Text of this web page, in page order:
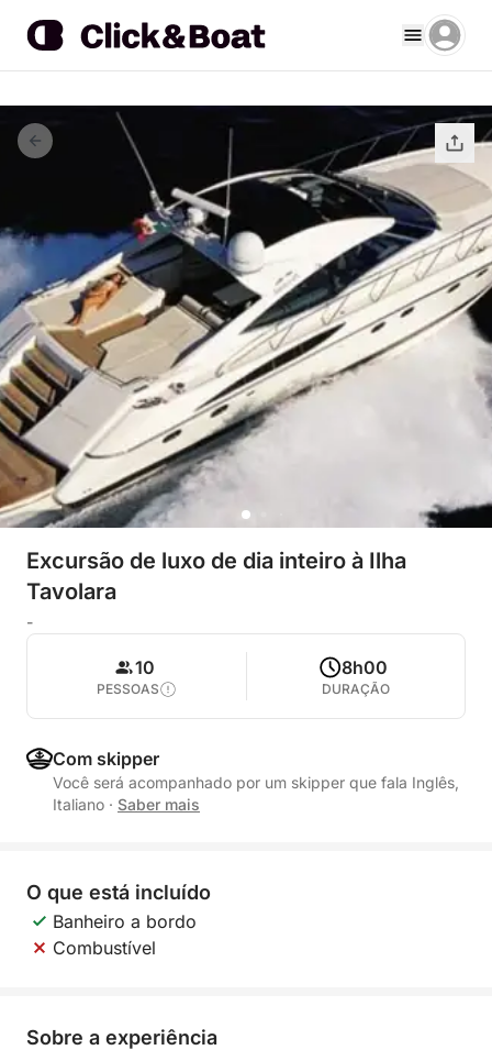
Excursão de luxo de dia inteiro à Ilha
Tavolara
-
10
PESSOAS
8h00
DURAÇÃO
Com skipper
Você será acompanhado por um skipper que fala Inglês,
Italiano · Saber mais
O que está incluído
Banheiro a bordo
Combustível
Sobre a experiência